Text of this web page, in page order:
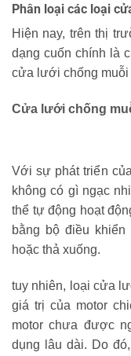
Phân loại các loại
Hiện nay, trên thị
dạng cuốn chính là
cửa lưới chống muỗi
Cửa lưới chống
Với sự phát triển
không có gì ngạc
thể tự động hoạt
bằng bộ điều
hoặc thả xuống.
tuy nhiên, loại cửa
giá trị của motor
motor chưa được
dụng lâu dài. Do